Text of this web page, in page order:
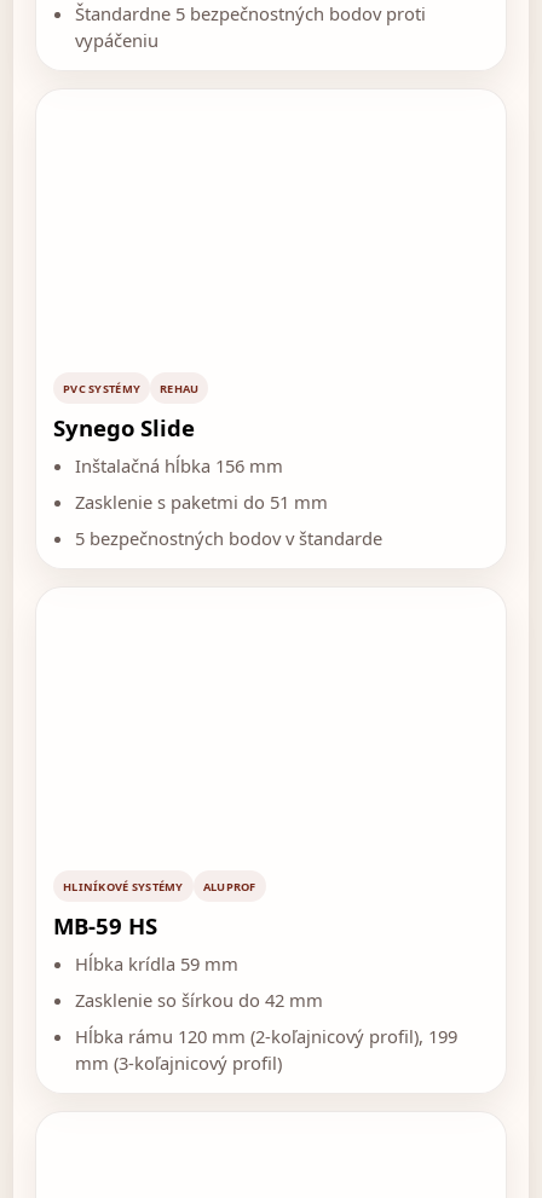
Štandardne 5 bezpečnostných bodov proti
vypáčeniu
PVC SYSTÉMY REHAU
Synego Slide
Inštalačná hĺbka 156 mm
Zasklenie s paketmi do 51 mm
5 bezpečnostných bodov v štandarde
HLINÍKOVÉ SYSTÉMY ALUPROF
MB-59 HS
Hĺbka krídla 59 mm
Zasklenie so šírkou do 42 mm
Hĺbka rámu 120 mm (2-koľajnicový profil), 199
mm (3-koľajnicový profil)